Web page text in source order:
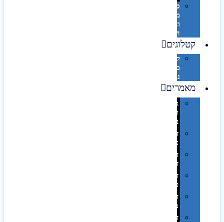
סביבת
מחשב
וציוד
היקפי
קטלוגים
קטלוג
מוצרי
נייר
מאמרים
גימורים
והשבחות
בדפוס
דפוס
אופסט
דפוס
דיגיטלי
דפוס
טמפון
דפוס
משי
דפוס